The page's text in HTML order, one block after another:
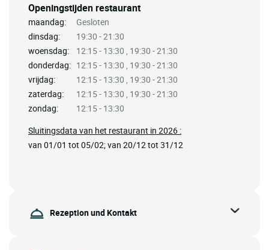
Openingstijden restaurant
maandag:
Gesloten
dinsdag:
19:30 - 21:30
woensdag:
12:15 - 13:30 , 19:30 - 21:30
donderdag: 12:15 - 13:30 , 19:30 - 21:30
vrijdag:
12:15 - 13:30 , 19:30 - 21:30
zaterdag:
12:15 - 13:30 , 19:30 - 21:30
zondag:
12:15 - 13:30
Sluitingsdata van het restaurant in 2026 :
van 01/01 tot 05/02; van 20/12 tot 31/12
Rezeption und Kontakt